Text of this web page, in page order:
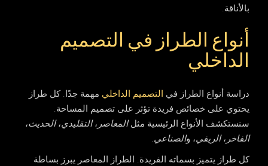
بالأناقة.
أنواع الطراز في التصميم
الداخلي
دراسة أنواع الطراز في التصميم الداخلي مهمة جدًا. كل طراز
يحتوي على خصائص فريدة تؤثر على تصميم المساحة.
سنستكشف الأنواع الرئيسية مثلالمعاصر ،التقليدي،الحديث،
الفاخر ،الريفي، والصناعي.
كل طراز يتميز بسماته الفريدة. الطراز المعاصر يبرز بساطة